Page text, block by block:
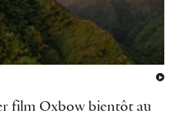
film Oxbow bientôt au